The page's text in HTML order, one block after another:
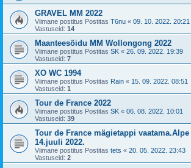
GRAVEL MM 2022
Viimane postitus Postitas T6nu « 09. 10. 2022. 20:21
Vastuseid: 14
Maanteesõidu MM Wollongong 2022
Viimane postitus Postitas SK « 26. 09. 2022. 19:39
Vastuseid: 7
XO WC 1994
Viimane postitus Postitas Rain « 15. 09. 2022. 08:51
Vastuseid: 1
Tour de France 2022
Viimane postitus Postitas SK « 06. 08. 2022. 10:01
Vastuseid: 39
Tour de France mägietappi
14.juuli 2022.
Viimane postitus Postitas tets « 20. 05. 2022. 23:43
Vastuseid: 2